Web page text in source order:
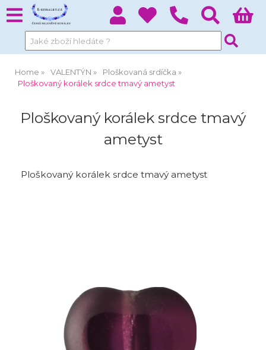
Home VALENTÝN
Ploškovaná srdíčka
Ploškovaný korálek srdce tmavý ametyst
Ploškovaný korálek srdce tmavý
ametyst
Ploškovaný korálek srdce tmavý ametyst